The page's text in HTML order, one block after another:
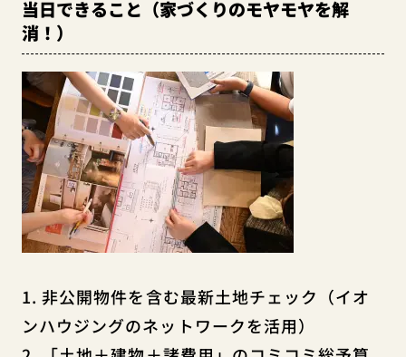
当日できること（家づくりのモヤモヤを解
消！）
1. 非公開物件を含む最新土地チェック（イオ
ンハウジングのネットワークを活用）